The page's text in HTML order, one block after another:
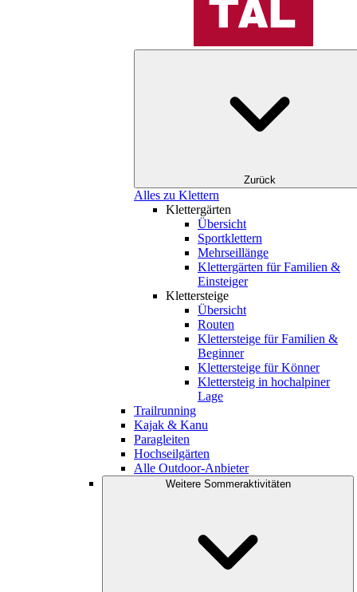
Zurück
Alles zu Klettern
Klettergärten
Übersicht
Sportklettern
Mehrseillänge
Klettergärten für Familien &
Einsteiger
Klettersteige
Übersicht
Routen
Klettersteige für Familien &
Beginner
Klettersteige für Könner
Klettersteig in hochalpiner
Lage
Trailrunning
Kajak & Kanu
Paragleiten
Hochseilgärten
Alle Outdoor-Anbieter
Weitere Sommeraktivitäten